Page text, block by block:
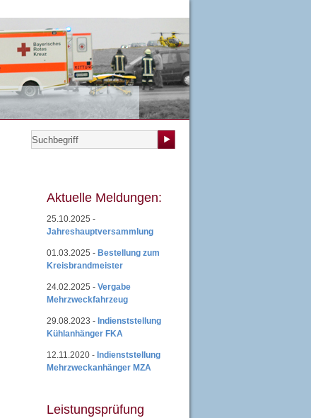
Aktuelle Meldungen:
25.10.2025 -
Jahreshauptversammlung
01.03.2025 - Bestellung zum
Kreisbrandmeister
24.02.2025 - Vergabe
Mehrzweckfahrzeug
29.08.2023 - Indienststellung
Kühlanhänger FKA
12.11.2020 - Indienststellung
Mehrzweckanhänger MZA
Leistungsprüfung